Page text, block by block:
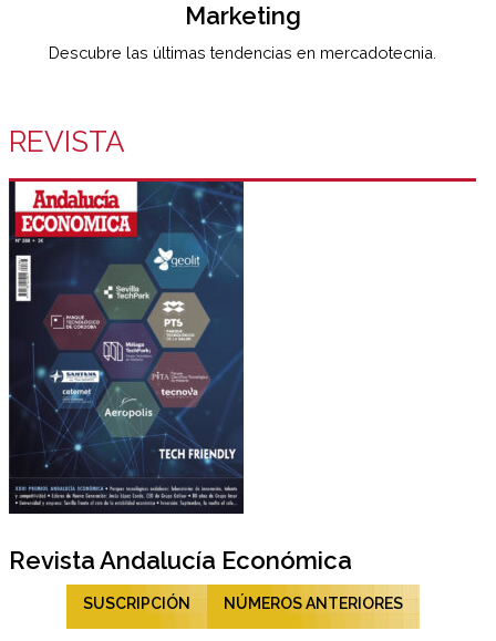
Marketing
Descubre las últimas tendencias en mercadotecnia.
REVISTA
Revista Andalucía Económica
SUSCRIPCIÓN NÚMEROS ANTERIORES